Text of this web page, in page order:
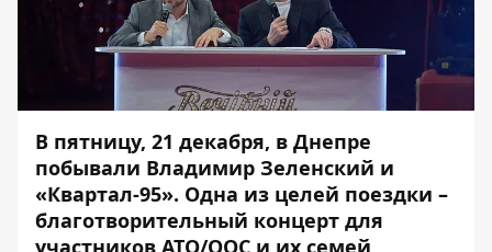
В пятницу, 21 декабря, в Днепре
побывали Владимир Зеленский и
«Квартал-95». Одна из целей поездки –
благотворительный концерт для
участников АТО/ООС и их семей,